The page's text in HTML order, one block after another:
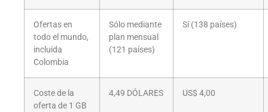
Ofertas en
todo el mundo,
incluida
Colombia
Sólo mediante
plan mensual
(121 países)
Sí (138 países)
Coste de la
oferta de 1 GB
4,49 DÓLARES US$ 4,00